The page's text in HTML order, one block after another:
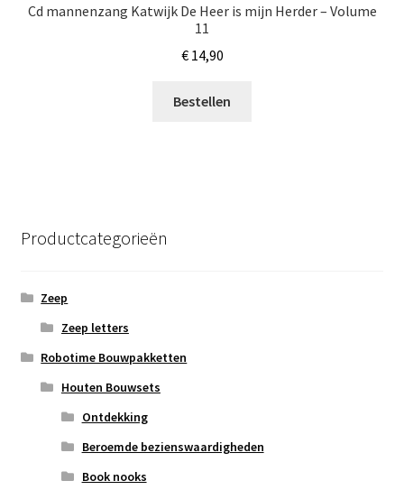
Cd mannenzang Katwijk De Heer is mijn Herder – Volume
11
€14,90
Bestellen
Productcategorieën
Zeep
Zeep letters
Robotime Bouwpakketten
Houten Bouwsets
Ontdekking
Beroemde bezienswaardigheden
Book nooks